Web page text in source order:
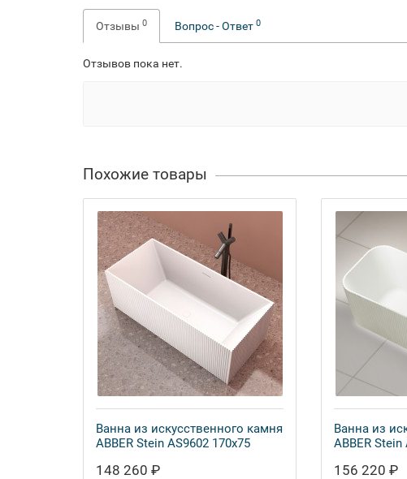
Отзывы 0 Вопрос - Ответ 0
Отзывов пока нет.
Похожие товары
Ванна из искусственного камня
ABBER Stein AS9602 170x75
148 260 ₽
Ванна из
ABBER Stein
156 220 ₽